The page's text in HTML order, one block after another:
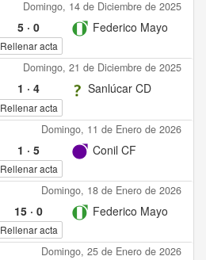
Domingo, 14 de Diciembre de 2025
5· 0 Federico Mayo
Rellenar acta
Domingo, 21 de Diciembre de 2025
1 · 4 Sanlúcar CD
Rellenar acta
Domingo, 11 de Enero de 2026
1 · 5 Conil CF
Rellenar acta
Domingo, 18 de Enero de 2026
15· 0 Federico Mayo
Rellenar acta
Domingo, 25 de Enero de 2026